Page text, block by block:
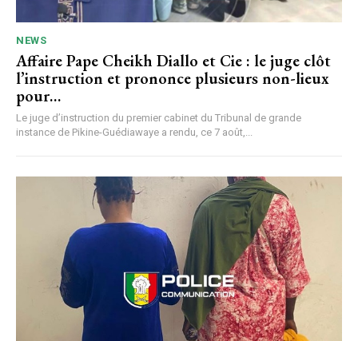
NEWS
Affaire Pape Cheikh Diallo et Cie : le juge clôt
l’instruction et prononce plusieurs non-lieux
pour…
Le juge d’instruction du premier cabinet du Tribunal de grande
instance de Pikine-Guédiawaye a rendu, ce 7 août,...